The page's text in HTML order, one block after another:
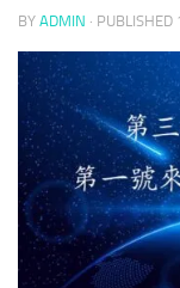
BY ADMIN · PUBLISHED